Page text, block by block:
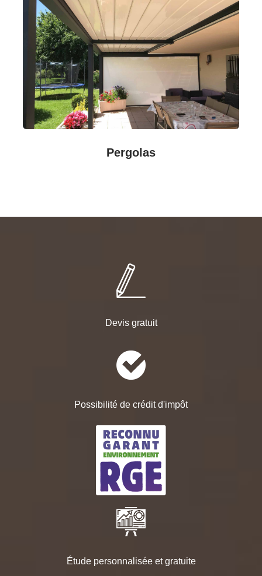
Pergolas
Devis gratuit
Possibilité de crédit d'impôt
Étude personnalisée et gratuite